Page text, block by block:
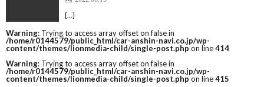
[…]
Warning: Trying to access array offset on false in
/home/r0144579/public_html/car-anshin-navi.co.jp/wp-
content/themes/lionmedia-child/single-post.php on line414
Warning: Trying to access array offset on false in
/home/r0144579/public_html/car-anshin-navi.co.jp/wp-
content/themes/lionmedia-child/single-post.php on line415